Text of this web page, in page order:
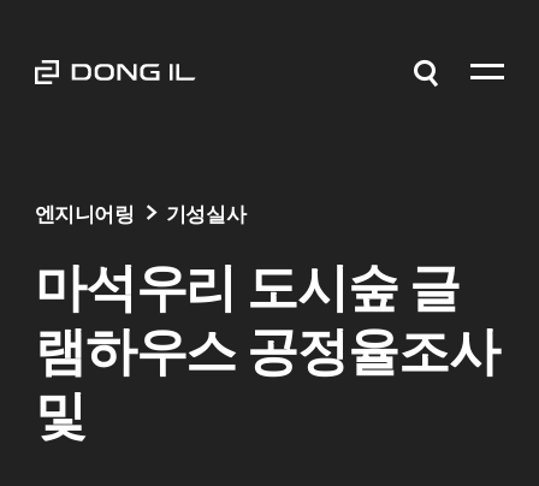
엔지니어링 기성실사
마석우리 도시숲 글
램하우스 공정율조사
및